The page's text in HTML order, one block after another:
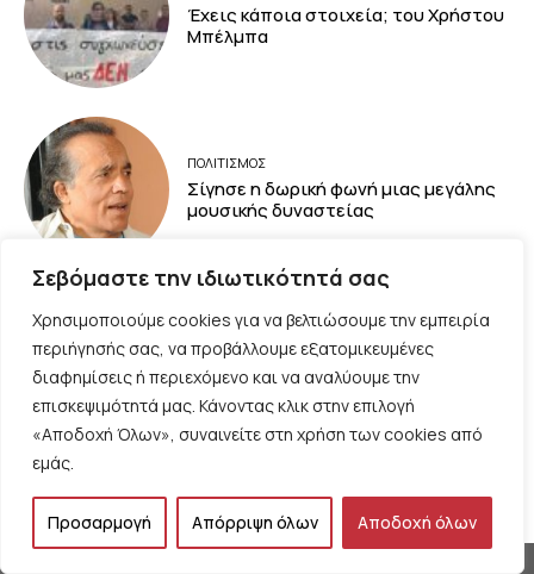
Σεβόμαστε την ιδιωτικότητά σας
Χρησιμοποιούμε cookies για να βελτιώσουμε την εμπειρία
περιήγησής σας, να προβάλλουμε εξατομικευμένες
διαφημίσεις ή περιεχόμενο και να αναλύουμε την
επισκεψιμότητά μας. Κάνοντας κλικ στην επιλογή
«Αποδοχή Όλων», συναινείτε στη χρήση των cookies από
εμάς.
Προσαρμογή Απόρριψη όλων Αποδοχή όλων
Έχεις κάποια στοιχεία; του Χρήστου
Μπέλμπα
ΠΟΛΙΤΙΣΜΟΣ
Σίγησε η δωρική φωνή μιας μεγάλης
μουσικής δυναστείας
Η ελπίδα χρειάζεται τόλμη, του
Δημήτρη Καλτσώνη